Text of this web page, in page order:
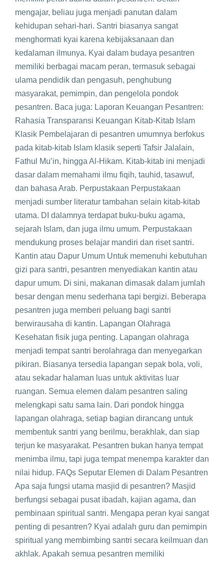
mengajar, beliau juga menjadi panutan dalam
kehidupan sehari-hari. Santri biasanya sangat
menghormati kyai karena kebijaksanaan dan
kedalaman ilmunya. Kyai dalam budaya pesantren
memiliki berbagai macam peran, termasuk sebagai
ulama pendidik dan pengasuh, penghubung
masyarakat, pemimpin, dan pengelola pondok
pesantren. Baca juga: Laporan Keuangan Pesantren:
Rahasia Transparansi Keuangan Kitab-Kitab Islam
Klasik Pembelajaran di pesantren umumnya berfokus
pada kitab-kitab Islam klasik seperti Tafsir Jalalain,
Fathul Mu’in, hingga Al-Hikam. Kitab-kitab ini menjadi
dasar dalam memahami ilmu fiqih, tauhid, tasawuf,
dan bahasa Arab. Perpustakaan Perpustakaan
menjadi sumber literatur tambahan selain kitab-kitab
utama. DI dalamnya terdapat buku-buku agama,
sejarah Islam, dan juga ilmu umum. Perpustakaan
mendukung proses belajar mandiri dan riset santri.
Kantin atau Dapur Umum Untuk memenuhi kebutuhan
gizi para santri, pesantren menyediakan kantin atau
dapur umum. Di sini, makanan dimasak dalam jumlah
besar dengan menu sederhana tapi bergizi. Beberapa
pesantren juga memberi peluang bagi santri
berwirausaha di kantin. Lapangan Olahraga
Kesehatan fisik juga penting. Lapangan olahraga
menjadi tempat santri berolahraga dan menyegarkan
pikiran. Biasanya tersedia lapangan sepak bola, voli,
atau sekadar halaman luas untuk aktivitas luar
ruangan. Semua elemen dalam pesantren saling
melengkapi satu sama lain. Dari pondok hingga
lapangan olahraga, setiap bagian dirancang untuk
membentuk santri yang berilmu, berakhlak, dan siap
terjun ke masyarakat. Pesantren bukan hanya tempat
menimba ilmu, tapi juga tempat menempa karakter dan
nilai hidup. FAQs Seputar Elemen di Dalam Pesantren
Apa saja fungsi utama masjid di pesantren? Masjid
berfungsi sebagai pusat ibadah, kajian agama, dan
pembinaan spiritual santri. Mengapa peran kyai sangat
penting di pesantren? Kyai adalah guru dan pemimpin
spiritual yang membimbing santri secara keilmuan dan
akhlak. Apakah semua pesantren memiliki